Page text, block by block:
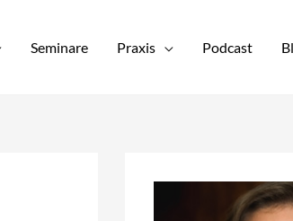
Seminare Praxis Podcast